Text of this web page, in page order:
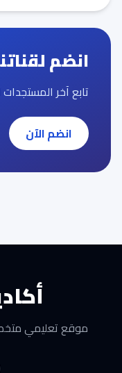
انضم
تابع آخر المستجدات
انضم الآن
موقع تعليمي